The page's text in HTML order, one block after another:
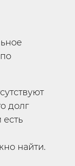
долг
есть
найти.